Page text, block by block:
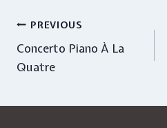
Navegação
de
artigos
PREVIOUS
Concerto Piano À La
Quatre